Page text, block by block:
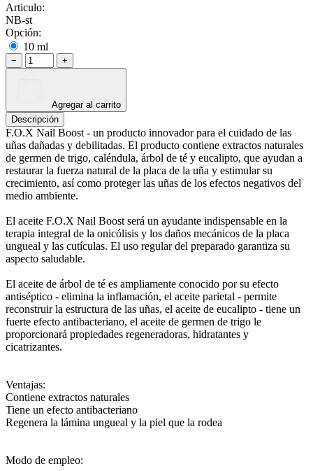
Articulo:
NB-st
Opción:
10 ml
− +
Agregar al carrito
Descripción
F.O.X Nail Boost - un producto innovador para el cuidado de las
uñas dañadas y debilitadas. El producto contiene extractos naturales
de germen de trigo, caléndula, árbol de té y eucalipto, que ayudan a
restaurar la fuerza natural de la placa de la uña y estimular su
crecimiento, así como proteger las uñas de los efectos negativos del
medio ambiente.
El aceite F.O.X Nail Boost será un ayudante indispensable en la
terapia integral de la onicólisis y los daños mecánicos de la placa
ungueal y las cutículas. El uso regular del preparado garantiza su
aspecto saludable.
El aceite de árbol de té es ampliamente conocido por su efecto
antiséptico - elimina la inflamación, el aceite parietal - permite
reconstruir la estructura de las uñas, el aceite de eucalipto - tiene un
fuerte efecto antibacteriano, el aceite de germen de trigo le
proporcionará propiedades regeneradoras, hidratantes y
cicatrizantes.
Ventajas:
Contiene extractos naturales
Tiene un efecto antibacteriano
Regenera la lámina ungueal y la piel que la rodea
Modo de empleo: